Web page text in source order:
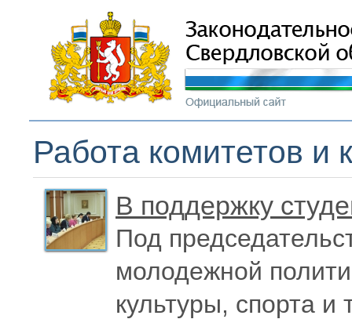
Работа комитетов и
В поддержку
Под
молодежной
культуры, спорта